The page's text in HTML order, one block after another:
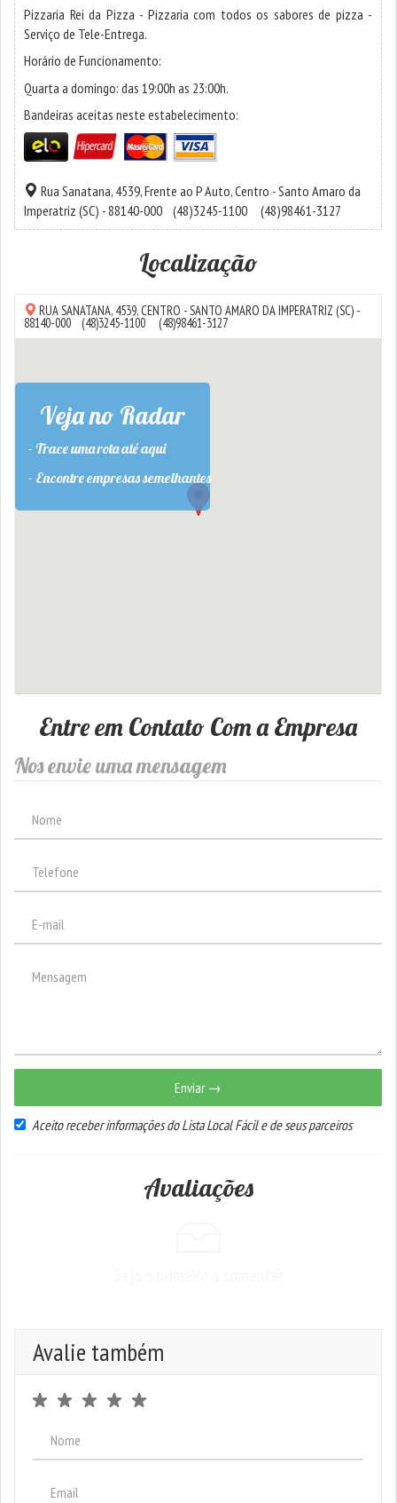
Pizzaria Rei da Pizza - Pizzaria com todos os sabores de pizza -
Serviço de Tele-Entrega.
Horário de Funcionamento:
Quarta a domingo: das 19:00h as 23:00h.
Bandeiras aceitas neste estabelecimento:
Rua Sanatana, 4539, Frente ao P Auto,Centro -Santo Amaro da
Imperatriz (SC) - 88140-000 (48)3245-1100 (48)98461-3127
Localização
RUA SANATANA, 4539,CENTRO -SANTO AMARO DA IMPERATRIZ (SC) -
88140-000 (48)3245-1100 (48)98461-3127
Veja no Radar
- Trace uma rota até aqui
- Encontre empresas semelhantes
Entre em Contato Com a Empresa
Nos envie uma mensagem
Enviar →
Aceito receber informações do Lista Local Fácil e de seus parceiros
Avaliações
Avalie também